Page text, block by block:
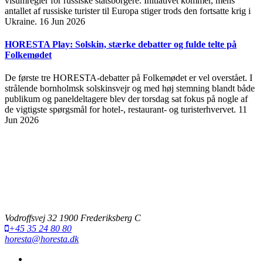
antallet af russiske turister til Europa stiger trods den fortsatte krig i
Ukraine. 16 Jun 2026
HORESTA Play: Solskin, stærke debatter og fulde telte på
Folkemødet
De første tre HORESTA-debatter på Folkemødet er vel overstået. I
strålende bornholmsk solskinsvejr og med høj stemning blandt både
publikum og paneldeltagere blev der torsdag sat fokus på nogle af
de vigtigste spørgsmål for hotel-, restaurant- og turisterhvervet. 11
Jun 2026
Vodroffsvej 32 1900 Frederiksberg C
+45 35 24 80 80
horesta@horesta.dk